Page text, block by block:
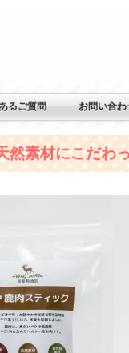
るご質問 お問い合わ
然素材にこだわ